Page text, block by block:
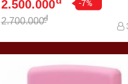
2.500.000 -7%
2.700.000đ